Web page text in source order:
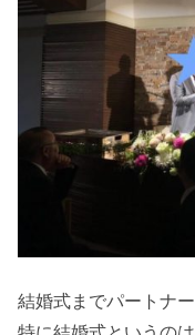
結婚式までパートナ